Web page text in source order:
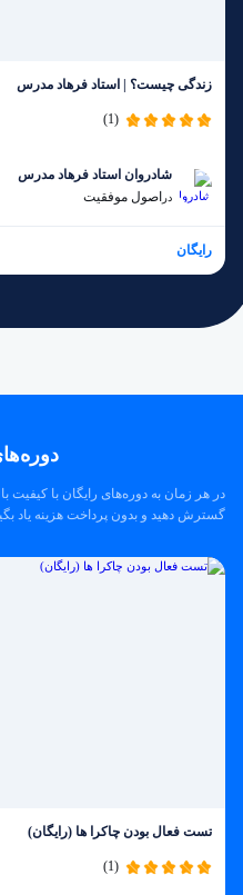
زندگی چیست؟ | استاد فرهاد مدرس
(1)
شادروان استاد فرهاد مدرس
در اصول موفقیت
رایگان
در هر زمان به دوره‌های رایگان با کیفیت
گسترش دهید و بدون پرداخت هزینه یاد
تست فعال بودن چاکرا ها (رایگان)
(1)